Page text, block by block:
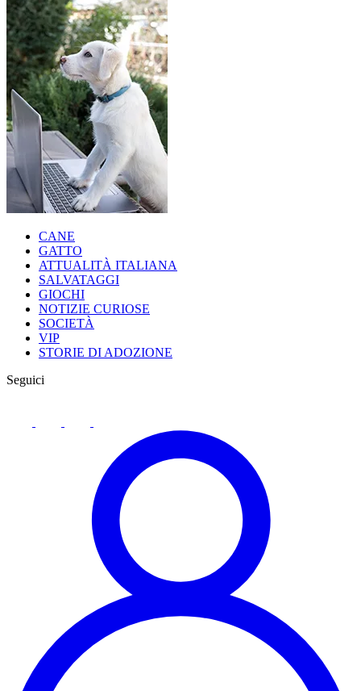
CANE
GATTO
ATTUALITÀ ITALIANA
SALVATAGGI
GIOCHI
NOTIZIE CURIOSE
SOCIETÀ
VIP
STORIE DI ADOZIONE
Seguici